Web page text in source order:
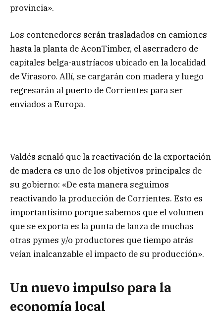
provincia».
Los contenedores serán trasladados en camiones
hasta la planta de AconTimber, el aserradero de
capitales belga-austríacos ubicado en la localidad
de Virasoro. Allí, se cargarán con madera y luego
regresarán al puerto de Corrientes para ser
enviados a Europa.
Valdés señaló que la reactivación de la exportación
de madera es uno de los objetivos principales de
su gobierno: «De esta manera seguimos
reactivando la producción de Corrientes. Esto es
importantísimo porque sabemos que el volumen
que se exporta es la punta de lanza de muchas
otras pymes y/o productores que tiempo atrás
veían inalcanzable el impacto de su producción».
Un nuevo impulso para la
economía local